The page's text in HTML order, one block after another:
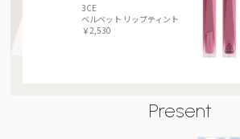
3CE
ベルベット リップティント
￥2,530
Present